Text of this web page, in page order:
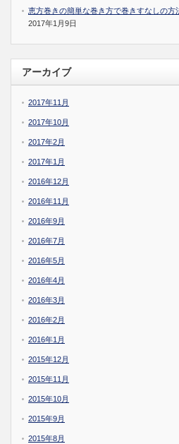
恵方巻きの簡単な巻き方で巻きすなしの方
2017年1月9日
アーカイブ
2017年11月
2017年10月
2017年2月
2017年1月
2016年12月
2016年11月
2016年9月
2016年7月
2016年5月
2016年4月
2016年3月
2016年2月
2016年1月
2015年12月
2015年11月
2015年10月
2015年9月
2015年8月